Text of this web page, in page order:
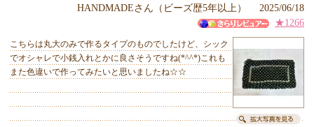
HANDMADEさん（ビーズ歴5年以上） 2025/06/18
★1266
こちらは丸大のみで作るタイプのものでしたけど、シック
でオシャレで小銭入れとかに良さそうですね(*^^*)これも
また色違いで作ってみたいと思いましたね☆☆